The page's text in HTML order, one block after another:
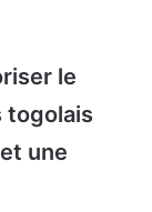
le
togolais
une